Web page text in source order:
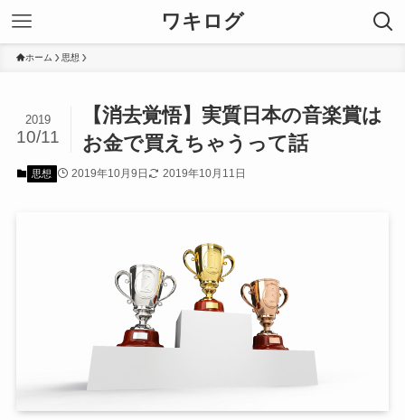
ワキログ
ホーム 思想
【消去覚悟】実質日本の音楽賞は
お金で買えちゃうって話
2019
10/11
思想 2019年10月9日 2019年10月11日